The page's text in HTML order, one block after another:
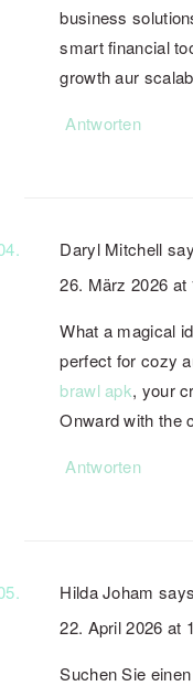
business
smart financial
growth aur
Antworten
Daryl Mitchell
26. März 2026 at
What a magical
perfect for cozy
brawl apk, your
Onward with the
Antworten
Hilda Joham says
22. April 2026 at
Suchen Sie